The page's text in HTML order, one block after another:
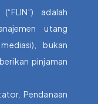
adalah
utang
bukan
pinjaman
Pendanaan